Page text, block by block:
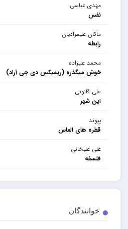
مهدی عباسی
نفس
ماکان علیمرادیان
رابطه
محمد علیزاده
خوش میگذره (ریمیکس دی جی آراد)
علی قانونی
این شهر
پیوند
قطره های الماس
علی علیخانی
فلسفه
خوانندگان